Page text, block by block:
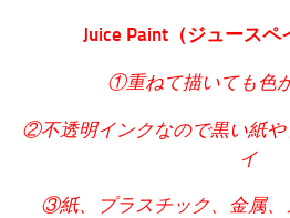
Juice Paint（ジュース
①重ねて描いても色
②不透明インクなので黒い紙や
イ
③紙、プラスチック、金属